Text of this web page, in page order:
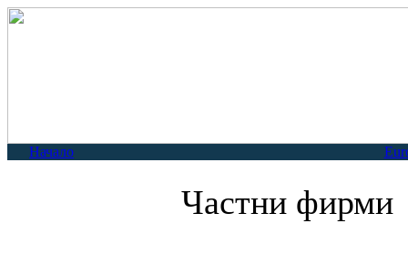
Начало
Частни фирми